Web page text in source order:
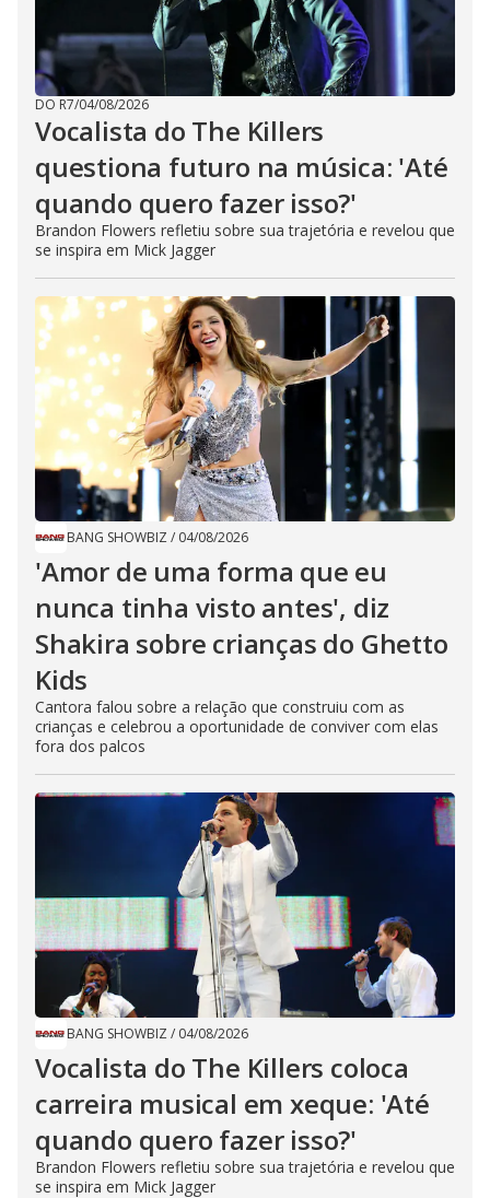
DO R7/04/08/2026
Vocalista do The Killers
questiona futuro na música: 'Até
quando quero fazer isso?'
Brandon Flowers refletiu sobre sua trajetória e revelou que
se inspira em Mick Jagger
BANG SHOWBIZ / 04/08/2026
'Amor de uma forma que eu
nunca tinha visto antes', diz
Shakira sobre crianças do Ghetto
Kids
Cantora falou sobre a relação que construiu com as
crianças e celebrou a oportunidade de conviver com elas
fora dos palcos
BANG SHOWBIZ / 04/08/2026
Vocalista do The Killers coloca
carreira musical em xeque: 'Até
quando quero fazer isso?'
Brandon Flowers refletiu sobre sua trajetória e revelou que
se inspira em Mick Jagger